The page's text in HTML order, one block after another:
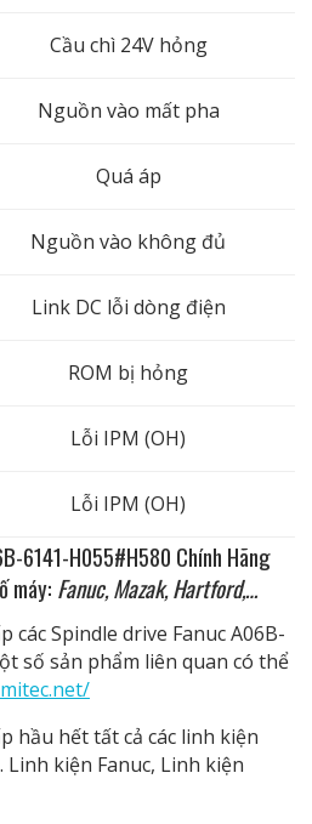
Cầu chì 24V hỏng
Nguồn vào mất pha
Quá áp
Nguồn vào không đủ
Link DC lỗi dòng điện
ROM bị hỏng
Lỗi IPM (OH)
Lỗi IPM (OH)
6141-H055#H580 Chính Hãng
máy: Fanuc, Mazak, Hartford,…
các Spindle drive Fanuc A06B-
số sản phẩm liên quan có thể
hầu hết tất cả các linh kiện
Linh kiện Fanuc, Linh kiện